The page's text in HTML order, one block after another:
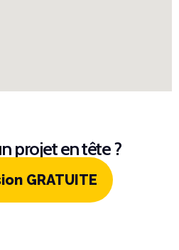
projet en tête ?
GRATUITE